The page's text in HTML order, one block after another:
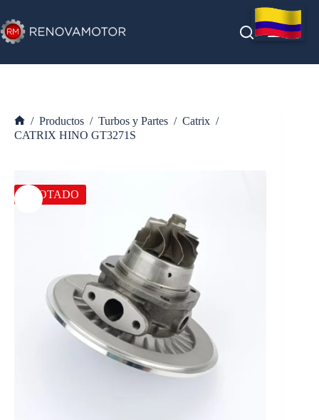
al
contenido
Inicio
/ Productos / Turbos y Partes / Catrix /
CATRIX HINO GT3271S
AGOTADO